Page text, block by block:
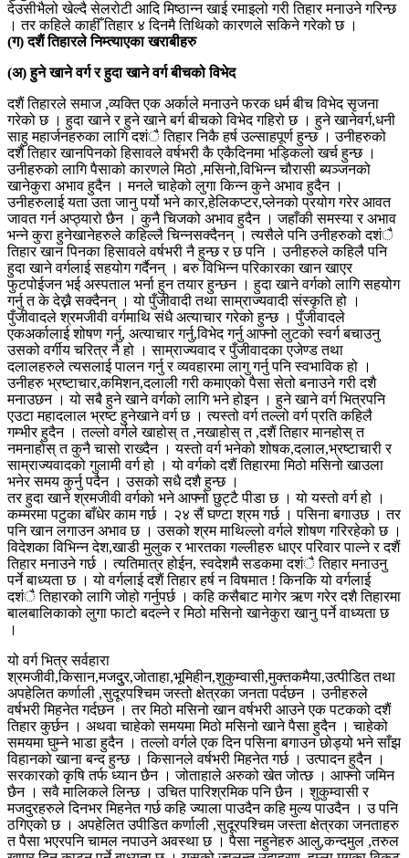
देउसीभैलो खेल्दै सेलरोटी आदि मिष्ठान्न खाई रमाइलो गरी तिहार मनाउने गरिन्छ
। तर कहिले काहीँ तिहार ४ दिनमै तिथिको कारणले सकिने गरेको छ ।
(ग) दशैं तिहारले निम्त्याएका खराबीहरु
(अ) हुने खाने वर्ग र हुदा खाने वर्ग बीचको विभेद
दशैं तिहारले समाज ,व्यक्ति एक अर्काले मनाउने फरक धर्म बीच विभेद सृजना
गरेको छ । हुदा खाने र हुने खाने बर्ग बीचको विभेद गहिरो छ । हुने खानेवर्ग,धनी
साहु महार्जनहरुका लागि दशंै तिहार निकै हर्ष उल्साहपूर्ण हुन्छ । उनीहरुको
दशैं तिहार खानपिनको हिसावले वर्षभरी कै एकैदिनमा भड्किलो खर्च हुन्छ ।
उनीहरुको लागि पैसाको कारणले मिठो ,मसिनो,विभिन्न चौरासी ब्यञ्जनको
खानेकुरा अभाव हुदैन । मनले चाहेको लुगा किन्न कुने अभाव हुदैन ।
उनीहरुलाई यता उता जानु पर्यो भने कार,हेलिकप्टर,प्लेनको प्रयोग गरेर आवत
जावत गर्न अप्ठ्यारो छैन । कुनै चिजको अभाव हुदैन । जहाँकी समस्या र अभाव
भन्ने कुरा हुनेखानेहरुले कहिल्लै चिन्नसक्दैनन् । त्यसैले पनि उनीहरुको दशंै
तिहार खान पिनका हिसावले वर्षभरी नै हुन्छ र छ पनि । उनीहरुले कहिलै पनि
हुदा खाने वर्गलाई सहयोग गर्दैनन् । बरु विभिन्न परिकारका खान खाएर
फुटपोईजन भई अस्पताल भर्ना हुन तयार हुन्छन । हुदा खाने वर्गको लागि सहयोग
गर्नु त के देख्नै सक्दैनन् । यो पुँजीवादी तथा साम्राज्यवादी संस्कृति हो ।
पुँजीवादले श्रमजीवी वर्गमाथि संधै अत्याचार गरेको हुन्छ । पुँजीवादले
एकअर्कालाई शोषण गर्नु, अत्याचार गर्नु,विभेद गर्नु आफ्नो लुटको स्वर्ग बचाउनु
उसको वर्गीय चरित्र नै हो । साम्राज्यवाद र पुँजीवादका एजेण्ड तथा
दलालहरुले त्यसलाई पालन गर्नु र व्यवहारमा लागु गर्नु पनि स्वभाविक हो ।
उनीहरु भ्रष्टाचार,कमिशन,दलाली गरी कमाएको पैसा सेतो बनाउने गरी दशै
मनाउछन । यो सबै हुने खाने वर्गको लागि भने होइन । हुने खाने वर्ग भित्रपनि
एउटा महादलाल भ्रष्ट हुनेखाने वर्ग छ । त्यस्तो वर्ग तल्लो वर्ग प्रति कहिलै
गम्भीर हुदैन । तल्लो वर्गले खाहोस् त ,नखाहोस् त ,दशैं तिहार मानहोस् त
नमनाहोस् त कुनै चासो राख्दैन । यस्तो वर्ग भनेको शोषक,दलाल,भ्रष्टाचारी र
साम्राज्यवादको गुलामी वर्ग हो । यो वर्गको दशैं तिहारमा मिठो मसिनो खाउला
भनेर समय कुर्नु पदैन । उसको सधै दशै हुन्छ ।
तर हुदा खाने श्रमजीवी वर्गको भने आफ्नो छुट्टै पीडा छ । यो यस्तो वर्ग हो ।
कम्मरमा पटुका बाँधेर काम गर्छ । २४ सैं घण्टा श्रम गर्छ । पसिना बगाउछ । तर
पनि खान लगाउन अभाव छ । उसको श्रम माथिल्लो वर्गले शोषण गरिरहेको छ ।
विदेशका विभिन्न देश,खाडी मुलुक र भारतका गल्लीहरु धाएर परिवार पाल्ने र दशैं
तिहार मनाउने गर्छ । त्यतिमात्र होईन, स्वदेशमै सडकमा दशंै तिहार मनाउनु
पर्ने बाध्यता छ । यो वर्गलाई दशैं तिहार हर्ष न विषमात ! किनकि यो वर्गलाई
दशंै तिहारको लागि जोहो गर्नुपर्छ । कहि कसैबाट मागेर ऋण गरेर दशै तिहारमा
बालबालिकाको लुगा फाटो बदल्ने र मिठो मसिनो खानेकुरा खानु पर्ने वाध्यता छ
।
यो वर्ग भित्र सर्वहारा
श्रमजीवी,किसान,मजदुुर,जोताहा,भूमिहीन,शुकुम्वासी,मुक्तकमैया,उत्पीडित तथा
अपहेलित कर्णाली ,सुदूरपश्चिम जस्तो क्षेत्रका जनता पर्दछन । उनीहरुले
वर्षभरी मिहनेत गर्दछन । तर मिठो मसिनो खान वर्षभरी आउने एक पटकको दशैं
तिहार कुर्छन । अथवा चाहेको समयमा मिठो मसिनो खाने पैसा हुदैन । चाहेको
समयमा घुम्ने भाडा हुदैन । तल्लो वर्गले एक दिन पसिना बगाउन छोड्यो भने साँझ
विहानको खाना बन्द हुन्छ । किसानले वर्षभरी मिहनेत गर्छ । उत्पादन हुदैन ।
सरकारको कृषि तर्फ ध्यान छैन । जोताहाले अरुको खेत जोत्छ । आफ्नो जमिन
छैन । सवै मालिकले लिन्छ । उचित पारिश्रमिक पनि छैन । शुकुम्वासी र
मजदुरहरुले दिनभर मिहनेत गर्छ कहि ज्याला पाउदैन कहि मुल्य पाउदैन । उ पनि
ठगिएको छ । अपहेलित उपीडित कर्णाली ,सुदूरपश्चिम जस्ता क्षेत्रका जनताहरु
त पैसा भएरपनि चामल नपाउने अवस्था छ । पैसा नहुनेहरु आलु,कन्दमुल ,तरुल